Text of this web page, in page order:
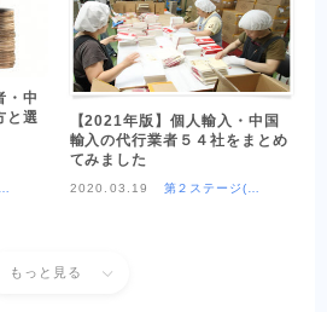
・中
と選
【2021年版】個人輸入・中国
輸入の代行業者５４社をまとめ
てみました
2020.03.19
第２ステージ(OE
もっと見る